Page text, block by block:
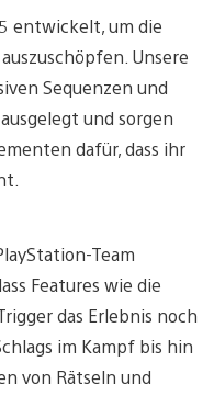
entwickelt, um die
Unsere
Sequenzen und
und sorgen
dafür, dass ihr
Team
Features wie die
das Erlebnis noch
im Kampf bis hin
von Rätseln und